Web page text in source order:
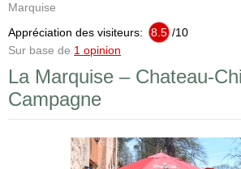
Marquise
Appréciation des visiteurs:
8.5 /10
Sur base de 1 opinion
La Marquise – Chateau-
Campagne